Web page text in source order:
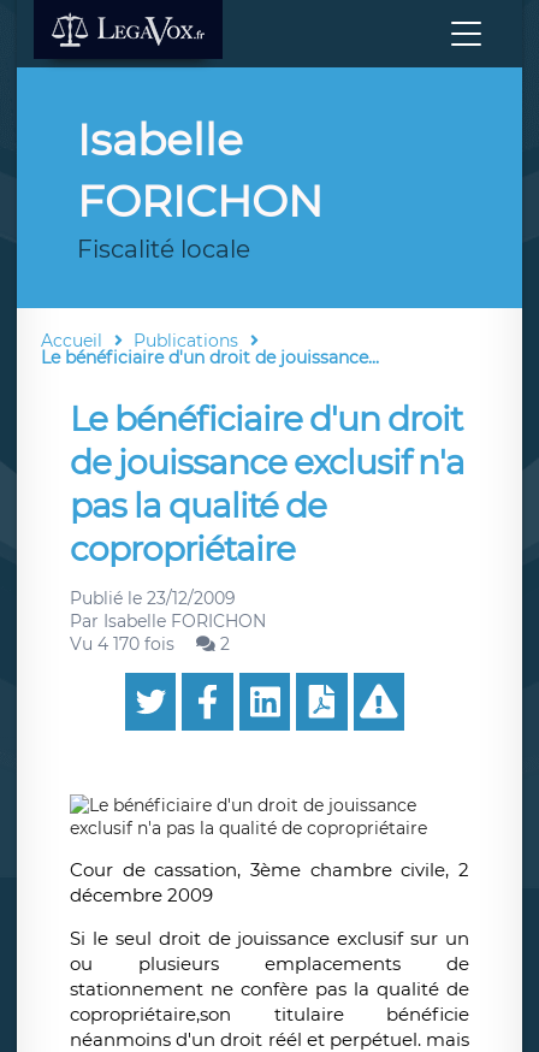
Isabelle
FORICHON
Fiscalité locale
Accueil Publications
Le bénéficiaire d'un droit de jouissance...
Le bénéficiaire d'un droit
de jouissance exclusif n'a
pas la qualité de
copropriétaire
Publié le 23/12/2009
Par Isabelle FORICHON
Vu 4 170 fois
2
Cour de cassation, 3ème chambre civile, 2
décembre 2009
Si le seul droit de jouissance exclusif sur un
ou plusieurs emplacements de
stationnement ne confère pas la qualité de
copropriétaire,son titulaire bénéficie
néanmoins d'un droit réél et perpétuel. mais